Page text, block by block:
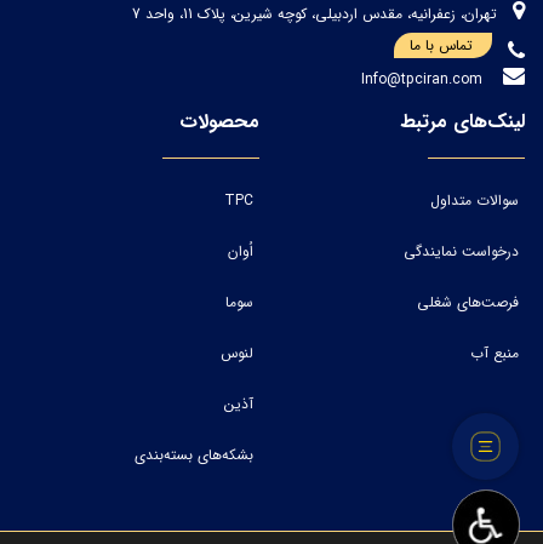
تهران، زعفرانیه، مقدس اردبیلی، کوچه شیرین، پلاک 11، واحد 7
تماس با ما
لینک‌های مرتبط
سوالات متداول
درخواست نمایندگی
فرصت‌های شغلی
منبع آب
محصولات
TPC
اُوان
سوما
لنوس
آذین
بشکه‌های بسته‌بندی